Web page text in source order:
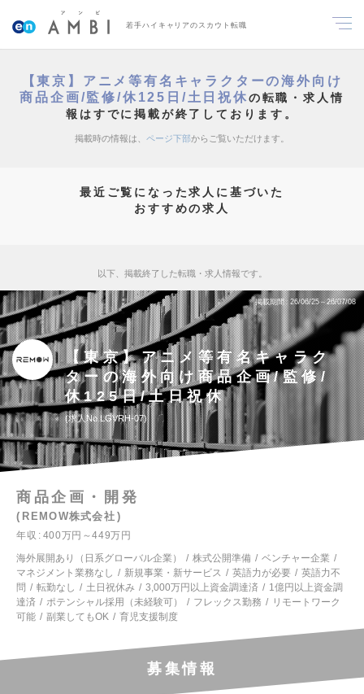
若手ハイキャリアのスカウト転職
【東京】アニメ等有名キャラクターの海外向け
商品企画/監修/休125日/土日祝休の転職・求人情
報はすでに掲載が終了しております。
掲載時の情報は、 ページ下部からご覧いただけます。
最近ご覧になった求人に基づいた
おすすめの求人
以下、掲載終了した転職・求人情報です。
掲載期間 26/06/25～26/07/08
【東京】アニメ等有名キャラク
ターの海外向け商品企画/監修/
休125日/土日祝休
求人No.LGVRH-07
商品企画・開発
REMOW株式会社
年収
400万円～449万円
海外展開あり（日系グローバル企業）
株式公開準備
ベンチャー企業
マネジメント業務なし
新規事業・新サービス 英語力が必要
英語力不
問
転勤なし 土日祝休み 3,000万円以上資金調達済
1億円以上資金調
達済
ポテンシャル採用（未経験可） フレックス勤務
リモートワーク
可能
副業してもOK 育児支援制度
募集情報